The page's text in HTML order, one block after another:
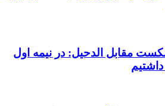
مقابل الدحیل: در نیمه اول